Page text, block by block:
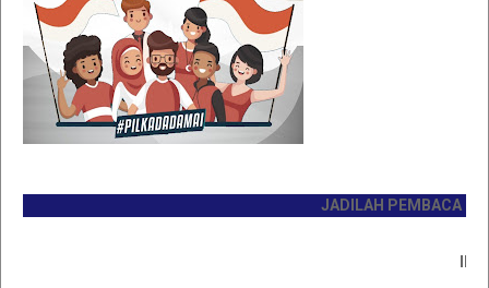
JADILAH PEMBACA